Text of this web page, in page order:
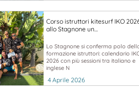
Corso istruttori kitesurf IKO
allo Stagnone un…
Lo Stagnone si conferma polo
formazione istruttori: calendario
2026 con più sessioni tra italiano e
inglese N
4 Aprile 2026